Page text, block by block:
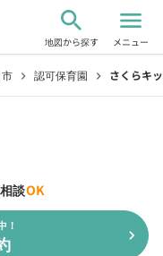
search
地図から探す
menu
メニュー
chevron_right 認可保育園 chevron_right さくらキ
談OK
！
chevron_right